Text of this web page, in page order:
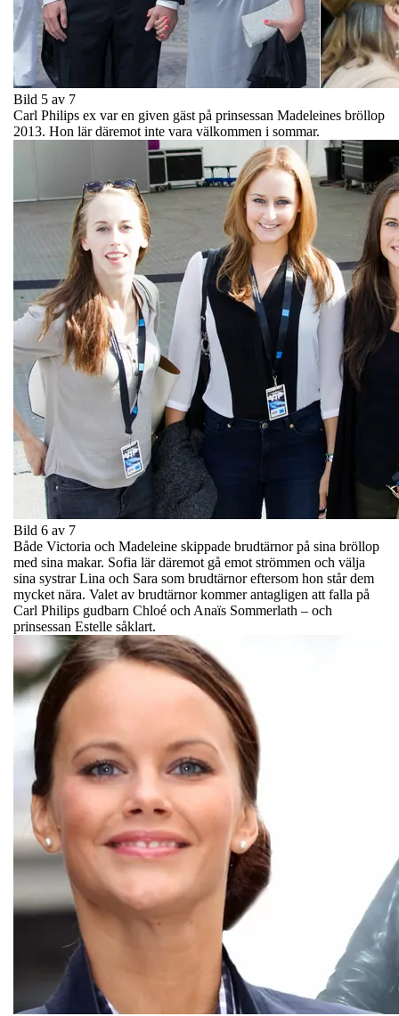
Bild 5 av 7
Carl Philips ex var en given gäst på prinsessan Madeleines bröllop
2013. Hon lär däremot inte vara välkommen i sommar.
Bild 6 av 7
Både Victoria och Madeleine skippade brudtärnor på sina bröllop
med sina makar. Sofia lär däremot gå emot strömmen och välja
sina systrar Lina och Sara som brudtärnor eftersom hon står dem
mycket nära. Valet av brudtärnor kommer antagligen att falla på
Carl Philips gudbarn Chloé och Anaïs Sommerlath – och
prinsessan Estelle såklart.